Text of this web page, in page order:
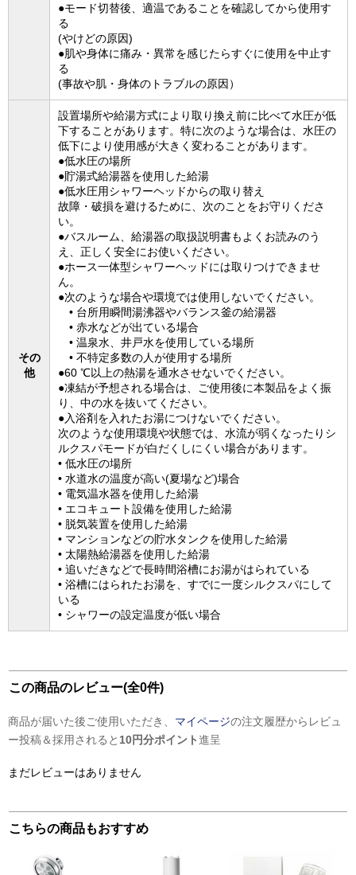
●モード切替後、適温であることを確認してから使用す
る
(やけどの原因)
●肌や身体に痛み・異常を感じたらすぐに使用を中止す
る
(事故や肌・身体のトラブルの原因）
その
他
設置場所や給湯方式により取り換え前に比べて水圧が低
下することがあります。特に次のような場合は、水圧の
低下により使用感が大きく変わることがあります。
●低水圧の場所
●貯湯式給湯器を使用した給湯
●低水圧用シャワーヘッドからの取り替え
故障・破損を避けるために、次のことをお守りくださ
い。
●バスルーム、給湯器の取扱説明書もよくお読みのう
え、正しく安全にお使いください。
●ホース一体型シャワーヘッドには取りつけできませ
ん。
●次のような場合や環境では使用しないでください。
• 台所用瞬間湯沸器やバランス釜の給湯器
• 赤水などが出ている場合
• 温泉水、井戸水を使用している場所
• 不特定多数の人が使用する場所
●60 ℃以上の熱湯を通水させないでください。
●凍結が予想される場合は、ご使用後に本製品をよく振
り、中の水を抜いてください。
●入浴剤を入れたお湯につけないでください。
次のような使用環境や状態では、水流が弱くなったりシ
ルクスパモードが白だくしにくい場合があります。
• 低水圧の場所
• 水道水の温度が高い(夏場など)場合
• 電気温水器を使用した給湯
• エコキュート設備を使用した給湯
• 脱気装置を使用した給湯
• マンションなどの貯水タンクを使用した給湯
• 太陽熱給湯器を使用した給湯
• 追いだきなどで長時間浴槽にお湯がはられている
• 浴槽にはられたお湯を、すでに一度シルクスパにして
いる
• シャワーの設定温度が低い場合
この商品のレビュー(全0件)
商品が届いた後ご使用いただき、 マイページの注文履歴からレビュ
ー投稿＆採用されると 10円分ポイント進呈
まだレビューはありません
こちらの商品もおすすめ